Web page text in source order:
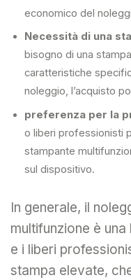
economico del
Necessità di una
bisogno di una
caratteristiche
noleggio, l’acquisto
preferenza per la
o liberi professionisti
stampante
sul dispositivo.
In generale, il
multifunzione è
e i liberi
stampa elevate,